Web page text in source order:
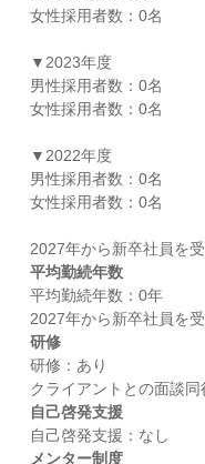
女性採用者数：0名
▼2023年度
男性採用者数：0名
女性採用者数：0名
▼2022年度
男性採用者数：0名
女性採用者数：0名
平均勤続年数
平均勤続年数：0年
研修
研修：あり
自己啓発支援
メンター制度